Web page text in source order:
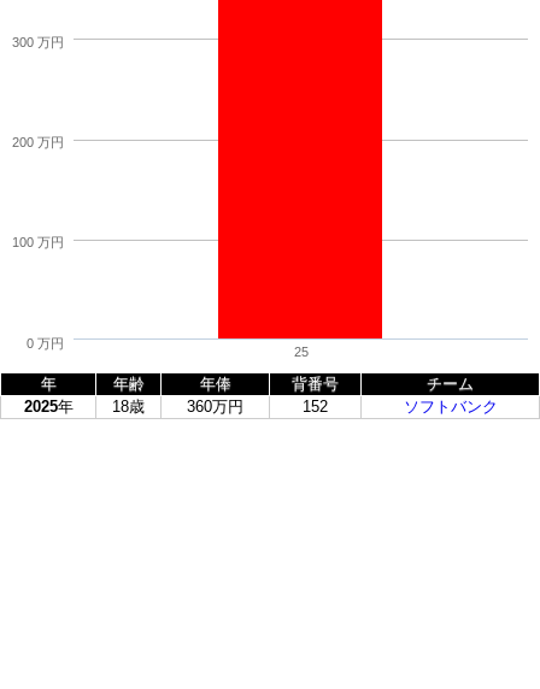
25
0 万円
100 万円
200 万円
300 万円
年 年齢 年俸 背番号
チーム
2025年 18歳 360万円 152 ソフトバンク